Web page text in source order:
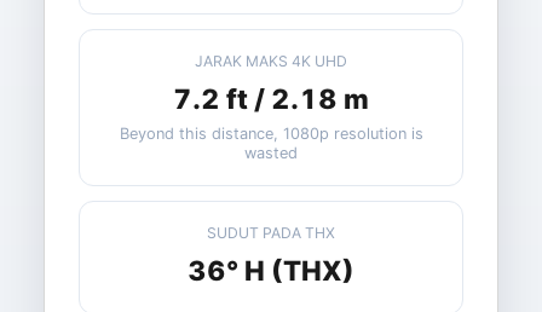
JARAK MAKS 4K UHD
7.2 ft / 2.18 m
Beyond this distance, 1080p resolution is
wasted
SUDUT PADA THX
36° H (THX)